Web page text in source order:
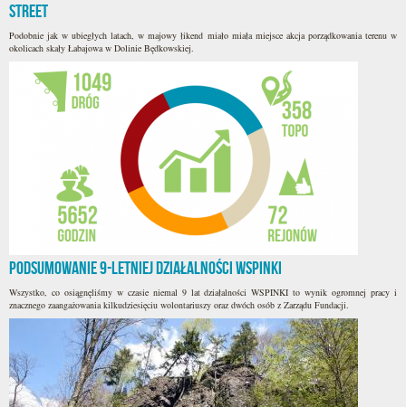
Street
Podobnie jak w ubiegłych latach, w majowy łikend miało miała miejsce akcja porządkowania terenu w
okolicach skały Łabajowa w Dolinie Będkowskiej.
Podsumowanie 9-letniej działalności WSPINKI
Wszystko, co osiągnęliśmy w czasie niemal 9 lat działalności WSPINKI to wynik ogromnej pracy i
znacznego zaangażowania kilkudziesięciu wolontariuszy oraz dwóch osób z Zarządu Fundacji.